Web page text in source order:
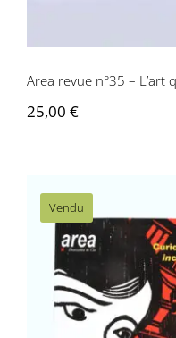
Area revue n°35 – L’art
25,00 €
Vendu